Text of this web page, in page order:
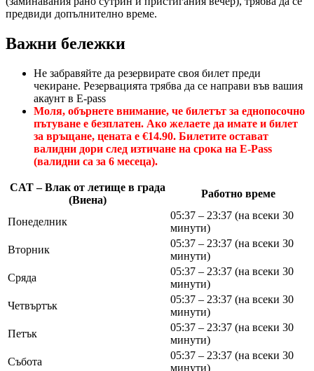
предвиди допълнително време.
Важни бележки
Не забравяйте да резервирате своя билет преди
чекиране. Резервацията трябва да се направи във вашия
акаунт в E-pass
Моля, обърнете внимание, че билетът за еднопосочно
пътуване е безплатен. Ако желаете да имате и билет
за връщане, цената е €14.90. Билетите остават
валидни дори след изтичане на срока на E-Pass
(валидни са за 6 месеца).
CAT – Влак от летище в града
(Виена)
Работно време
Понеделник
05:37 – 23:37 (на всеки 30
минути)
Вторник
05:37 – 23:37 (на всеки 30
минути)
Сряда
05:37 – 23:37 (на всеки 30
минути)
Четвъртък
05:37 – 23:37 (на всеки 30
минути)
Петък
05:37 – 23:37 (на всеки 30
минути)
Събота
05:37 – 23:37 (на всеки 30
минути)